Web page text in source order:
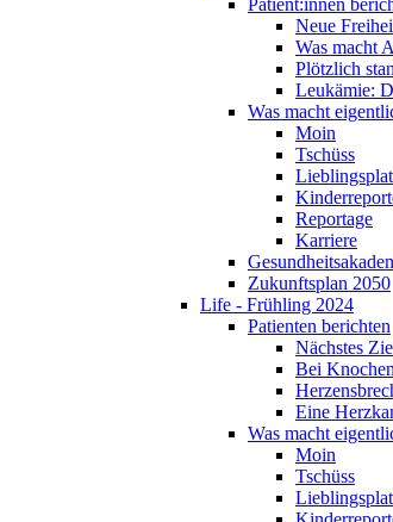
Patient:innen
Neue
Was macht
Plötzlich
Leukämie:
Was macht
Moin
Tschüss
Reportage
Karriere
Zukunftsplan 2050
Life - Frühling 2024
Patienten berichten
Nächstes
Bei
Eine
Was macht
Moin
Tschüss